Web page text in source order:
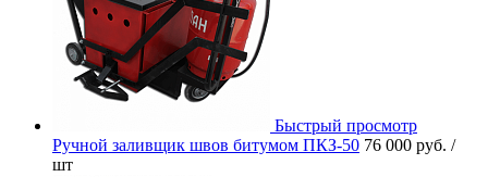
Быстрый просмотр
Ручной заливщик швов битумом ПКЗ-50 76 000 руб. /
шт